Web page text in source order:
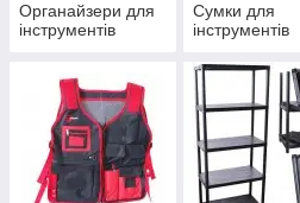
Органайзери для
інструментів
Сумки для
інструментів